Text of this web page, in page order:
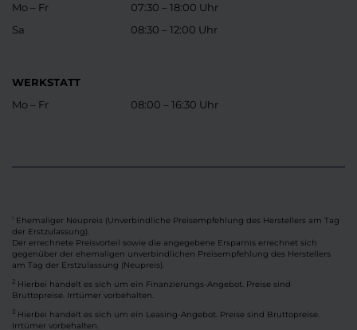
Mo – Fr
Sa
07:30 – 18:00 Uhr
08:30 – 12:00 Uhr
WERKSTATT
Mo – Fr
08:00 – 16:30 Uhr
Ehemaliger Neupreis (Unverbindliche Preisempfehlung des Herstellers am Tag
der Erstzulassung).
Der errechnete Preisvorteil sowie die angegebene Ersparnis errechnet sich
gegenüber der ehemaligen unverbindlichen Preisempfehlung des Herstellers
am Tag der Erstzulassung (Neupreis).
2 Hierbei handelt es sich um ein Finanzierungs-Angebot. Preise sind
Bruttopreise. Irrtümer vorbehalten.
3 Hierbei handelt es sich um ein Leasing-Angebot. Preise sind Bruttopreise.
Irrtümer vorbehalten.